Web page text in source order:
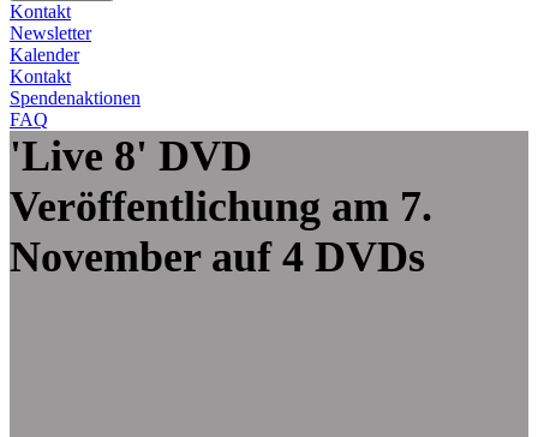
Kontakt
Newsletter
Kalender
Kontakt
Spendenaktionen
FAQ
Zum Hauptinhalt springen
'Live 8' DVD
Veröffentlichung am 7.
November auf 4 DVDs